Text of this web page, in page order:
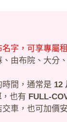
字，可享專屬
由布院、大分
間，通常是 12
，也有 FULL-
車，也可加價